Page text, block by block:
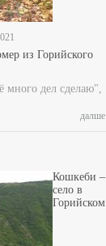
из Горийского
много дел сделаю",
далше
Кошкеби –
село в
Горийском